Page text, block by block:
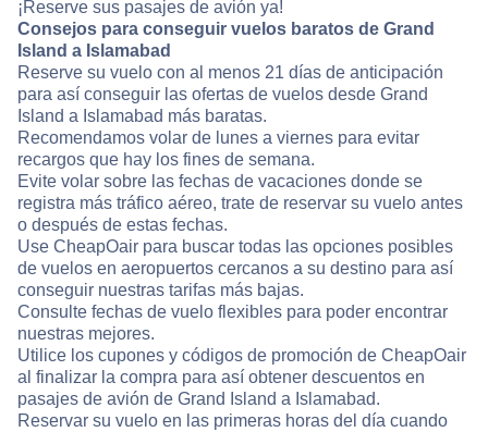
¡Reserve sus pasajes de avión ya!
Consejos para conseguir vuelos baratos de Grand
Island a Islamabad
Reserve su vuelo con al menos 21 días de anticipación
para así conseguir las ofertas de vuelos desde Grand
Island a Islamabad más baratas.
Recomendamos volar de lunes a viernes para evitar
recargos que hay los fines de semana.
Evite volar sobre las fechas de vacaciones donde se
registra más tráfico aéreo, trate de reservar su vuelo antes
o después de estas fechas.
Use CheapOair para buscar todas las opciones posibles
de vuelos en aeropuertos cercanos a su destino para así
conseguir nuestras tarifas más bajas.
Consulte fechas de vuelo flexibles para poder encontrar
nuestras mejores.
Utilice los cupones y códigos de promoción de CheapOair
al finalizar la compra para así obtener descuentos en
pasajes de avión de Grand Island a Islamabad.
Reservar su vuelo en las primeras horas del día cuando